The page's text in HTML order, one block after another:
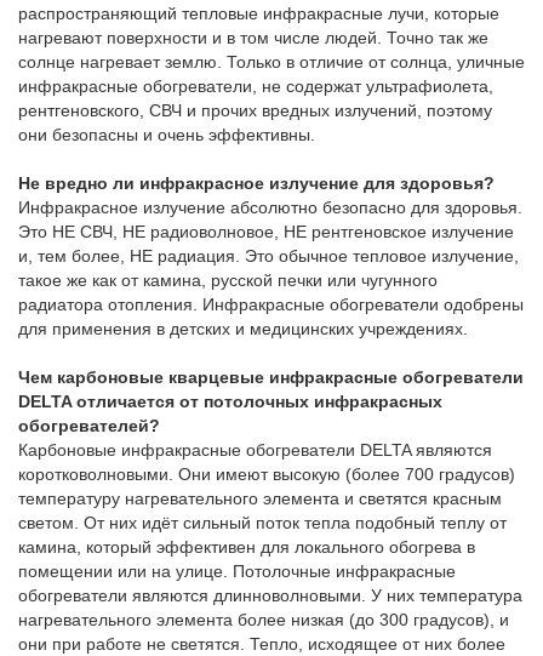
распространяющий тепловые инфракрасные лучи, которые
нагревают поверхности и в том числе людей. Точно так же
солнце нагревает землю. Только в отличие от солнца, уличные
инфракрасные обогреватели, не содержат ультрафиолета,
рентгеновского, СВЧ и прочих вредных излучений, поэтому
они безопасны и очень эффективны.
Не вредно ли инфракрасное излучение для здоровья?
Инфракрасное излучение абсолютно безопасно для здоровья.
Это НЕ СВЧ, НЕ радиоволновое, НЕ рентгеновское излучение
и, тем более, НЕ радиация. Это обычное тепловое излучение,
такое же как от камина, русской печки или чугунного
радиатора отопления. Инфракрасные обогреватели одобрены
для применения в детских и медицинских учреждениях.
Чем карбоновые кварцевые инфракрасные обогреватели
DELTA отличается от потолочных инфракрасных
обогревателей?
Карбоновые инфракрасные обогреватели DELTA являются
коротковолновыми. Они имеют высокую (более 700 градусов)
температуру нагревательного элемента и светятся красным
светом. От них идёт сильный поток тепла подобный теплу от
камина, который эффективен для локального обогрева в
помещении или на улице. Потолочные инфракрасные
обогреватели являются длинноволновыми. У них температура
нагревательного элемента более низкая (до 300 градусов), и
они при работе не светятся. Тепло, исходящее от них более